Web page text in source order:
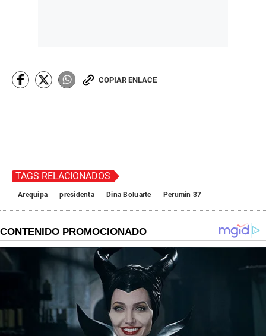
COPIAR ENLACE
TAGS RELACIONADOS
Arequipa presidenta Dina Boluarte Perumin 37